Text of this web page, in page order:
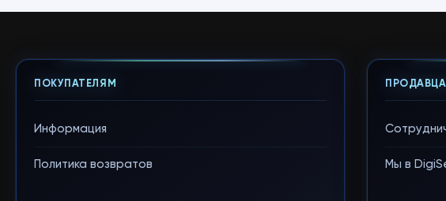
ПОКУПАТЕЛЯМ
Информация
Политика возвратов Мы в